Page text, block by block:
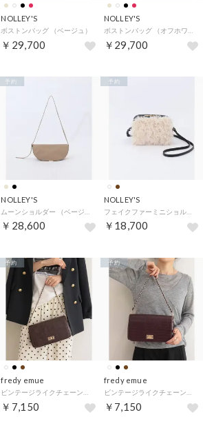
NOLLEY'S
ボストンバッグ （ベージュ）
￥29,700
NOLLEY'S
￥29,700
NOLLEY'S
￥28,600
予約
NOLLEY'S
フェイクファーミニショルダー （オフホワイト）
￥18,700
予約
fredy emue
￥7,150
予約
fredy emue
￥7,150
予約